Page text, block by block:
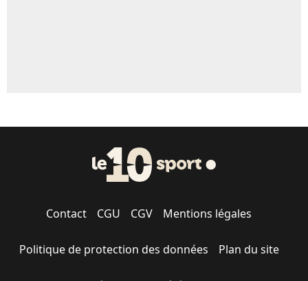
Contact CGU CGV Mentions légales
Politique de protection des données Plan du site